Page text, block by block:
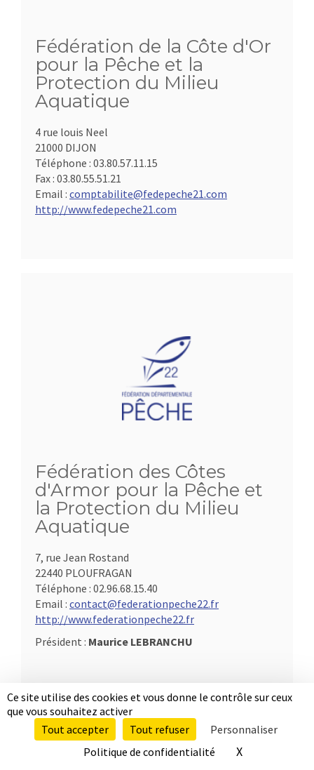
Ce site utilise des cookies et vous donne le contrôle sur ceux
que vous souhaitez activer
Tout accepter
Tout refuser
Personnaliser
Politique de confidentialité
X
Fédération de la Côte d'Or
pour la Pêche et la
Protection du Milieu
Aquatique
4 rue louis Neel
21000 DIJON
Téléphone : 03.80.57.11.15
Fax : 03.80.55.51.21
Email : comptabilite@fedepeche21.com
http://www.fedepeche21.com
Fédération des Côtes
d'Armor pour la Pêche et
la Protection du Milieu
Aquatique
7, rue Jean Rostand
22440 PLOUFRAGAN
Téléphone : 02.96.68.15.40
Email : contact@federationpeche22.fr
http://www.federationpeche22.fr
Président : Maurice LEBRANCHU